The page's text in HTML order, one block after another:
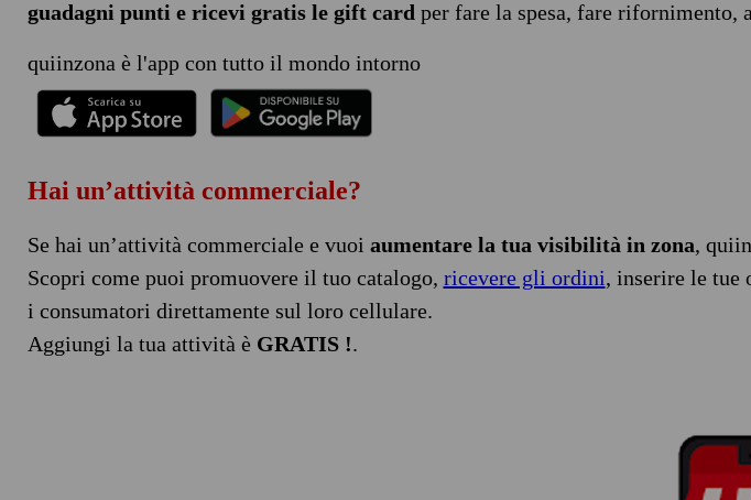
guadagni punti e ricevi gratis le gift card per fare la spesa, fare rifornimento,
quiinzona è l'app con tutto il mondo intorno
Hai un’attività commerciale?
Se hai un’attività commerciale e vuoi aumentare la tua visibilità in zona,
Scopri come puoi promuovere il tuo catalogo, ricevere gli ordini, inserire le tue
i consumatori direttamente sul loro cellulare.
Aggiungi la tua attività è GRATIS !.